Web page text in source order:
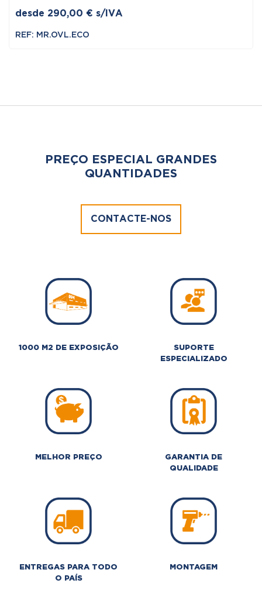
desde 290,00 € s/IVA
REF: MR.OVL.ECO
PREÇO ESPECIAL GRANDES
QUANTIDADES
CONTACTE-NOS
1000 M2 DE EXPOSIÇÃO
SUPORTE
ESPECIALIZADO
MELHOR PREÇO
GARANTIA DE
QUALIDADE
ENTREGAS PARA TODO
O PAÍS
MONTAGEM